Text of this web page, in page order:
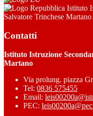
Istituto
Salvatore Trinchese Martano
Contatti
Istituto Istruzione
Martano
Via prolung. piazza
Tel: 0836 575455
Email:
PEC: